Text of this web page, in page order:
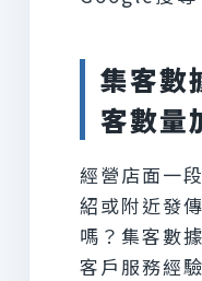
集客數
客數量
經營店面一
紹或附近發
嗎？集客數
客戶服務經